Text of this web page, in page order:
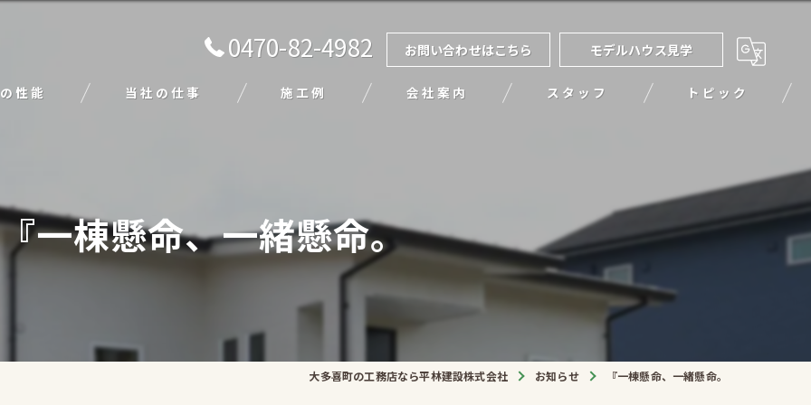
0470-82-4982 お問い合わせはこちら モデルハウス見学
性能 当社の仕事
エクステリア
施工例 会社案内 スタッフ トピック
一棟懸命、一緒懸命。
大多喜町の工務店なら平林建設株式会社 お知らせ 『一棟懸命、一緒懸命。